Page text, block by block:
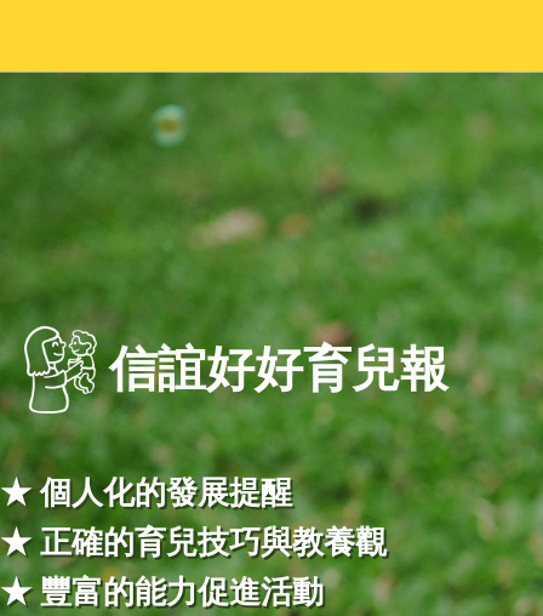
信誼好好育兒報
★ 個人化的發展提醒
★ 正確的育兒技巧與教養觀
★ 豐富的能力促進活動